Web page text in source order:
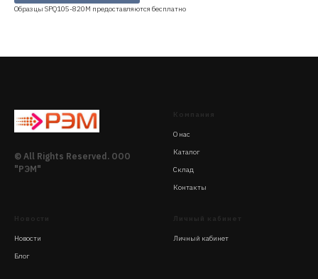
Образцы SPQ105-820M предоставляются бесплатно
© All Rights Reserved. ООО
"РЭМ"
Компания
О нас
Каталог
Склад
Контакты
Новости
Новости
Блог
Личный кабинет
Личный кабинет